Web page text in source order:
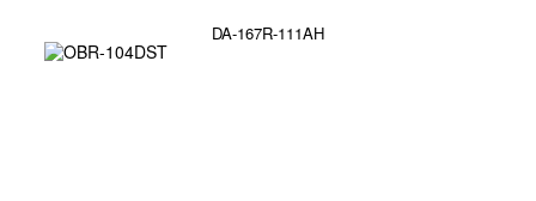
DA-167R-111AH